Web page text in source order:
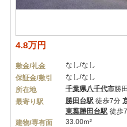
4.8万円
敷金/礼金
なし/なし
保証金/敷引
なし/なし
所在地
千葉県八千代市勝
最寄り駅
勝田台駅 徒歩7分
東葉勝田台駅 徒歩
建物/専有面
33.00m²